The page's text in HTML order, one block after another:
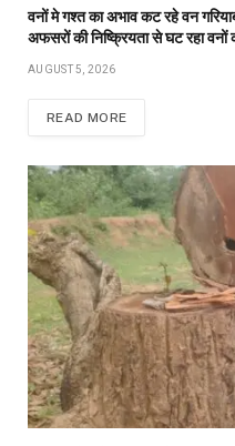
वनों मे गश्त का अभाव कट रहे वन
अफसरों की निष्क्रियता से घट रहा वनों
AUGUST 5, 2026
READ MORE